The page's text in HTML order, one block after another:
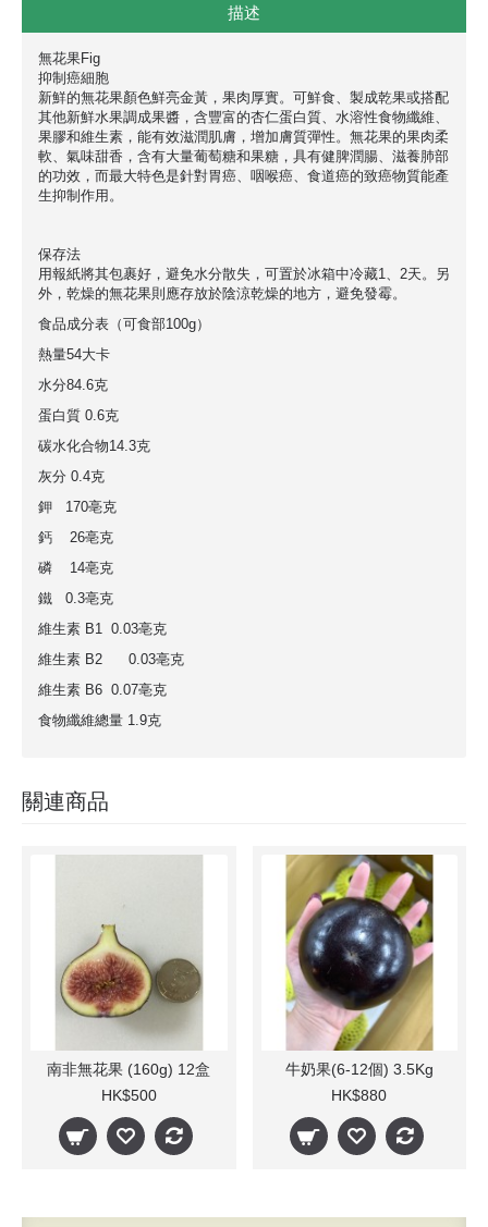
描述
無花果Fig
抑制癌細胞
新鮮的無花果顏色鮮亮金黃，果肉厚實。可鮮食、製成乾果或搭配
其他新鮮水果調成果醬，含豐富的杏仁蛋白質、水溶性食物纖維、
果膠和維生素，能有效滋潤肌膚，增加膚質彈性。無花果的果肉柔
軟、氣味甜香，含有大量葡萄糖和果糖，具有健脾潤腸、滋養肺部
的功效，而最大特色是針對胃癌、咽喉癌、食道癌的致癌物質能產
生抑制作用。
保存法
用報紙將其包裹好，避免水分散失，可置於冰箱中冷藏1、2天。另
外，乾燥的無花果則應存放於陰涼乾燥的地方，避免發霉。
食品成分表（可食部100g）
熱量54大卡
水分84.6克
蛋白質 0.6克
碳水化合物14.3克
灰分 0.4克
鉀 170亳克
鈣 26亳克
磷 14亳克
鐵 0.3亳克
維生素 B1 0.03亳克
維生素 B2 0.03亳克
維生素 B6 0.07亳克
食物纖維總量 1.9克
關連商品
南非無花果 (160g) 12盒
HK$500
牛奶果(6-12個) 3.5Kg
HK$880